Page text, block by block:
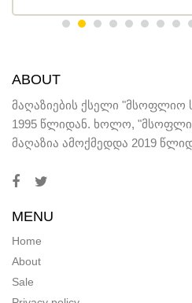
ABOUT
მაღაზიების ქსელი "მსოფლიო
1995 წლიდან. ხოლო,
მაღაზია ამოქმედდა 2019
MENU
Home
About
Sale